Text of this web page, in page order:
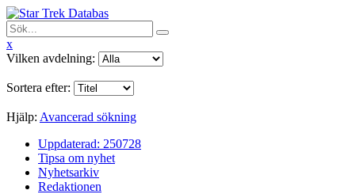
x
Vilken avdelning:
Sortera efter:
Hjälp: Avancerad sökning
Uppdaterad: 250728
Tipsa om nyhet
Nyhetsarkiv
Redaktionen